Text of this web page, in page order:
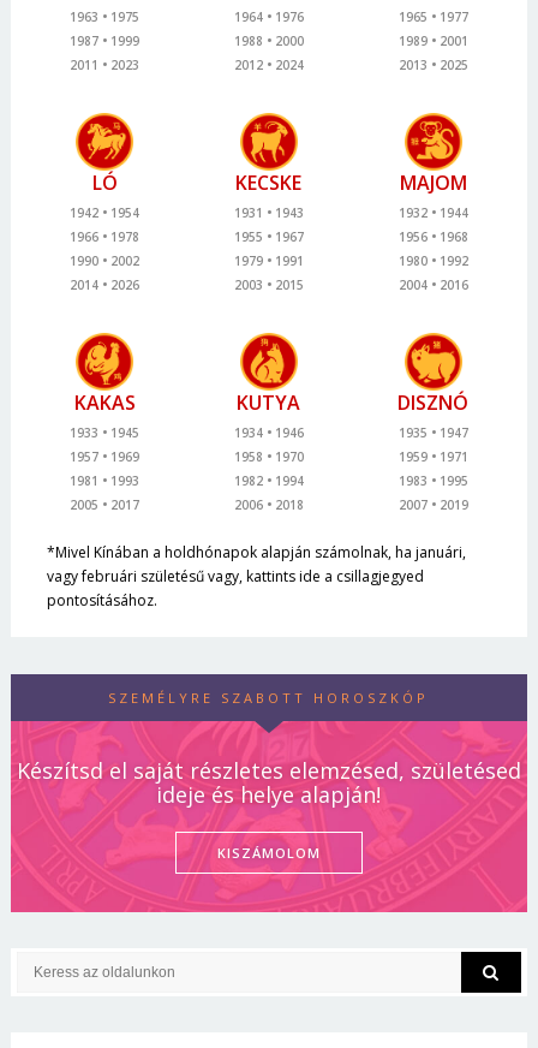
1963
1975
1987
1999
2011
2023
1964
1976
1988
2000
2012
2024
1965
1977
1989
2001
2013
2025
LÓ
1942
1954
1966
1978
1990
2002
2014
2026
KECSKE
1931
1943
1955
1967
1979
1991
2003
2015
MAJOM
1932
1944
1956
1968
1980
1992
2004
2016
KAKAS
1933
1945
1957
1969
1981
1993
2005
2017
KUTYA
1934
1946
1958
1970
1982
1994
2006
2018
DISZNÓ
1935
1947
1959
1971
1983
1995
2007
2019
*Mivel Kínában a holdhónapok alapján számolnak, ha januári,
vagy februári születésű vagy, kattints ide a csillagjegyed
pontosításához.
SZEMÉLYRE SZABOTT HOROSZKÓP
Készítsd el saját részletes elemzésed, születésed
ideje és helye alapján!
KISZÁMOLOM